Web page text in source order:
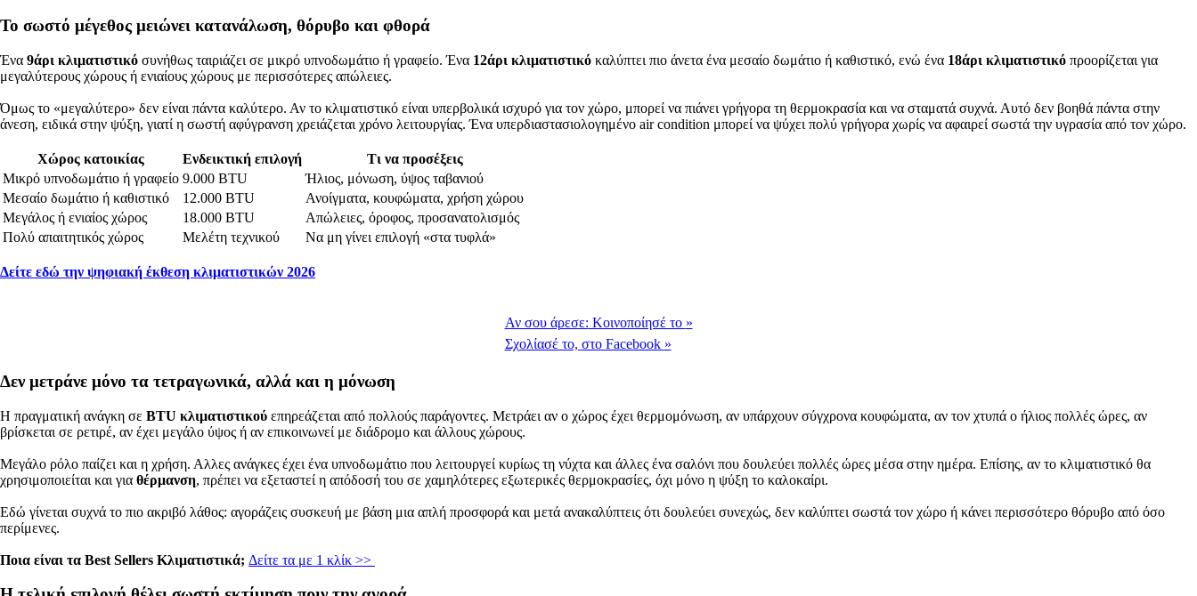
Το σωστό μέγεθος μειώνει κατανάλωση, θόρυβο και φθορά
Ένα 9άρι κλιματιστικό συνήθως ταιριάζει σε μικρό υπνοδωμάτιο ή γραφείο. Ένα 12άρι κλιματιστικό καλύπτει πιο άνετα ένα μεσαίο δωμάτιο ή καθιστικό, ενώ ένα 18άρι κλιματιστικό προορίζεται για
μεγαλύτερους χώρους ή ενιαίους χώρους με περισσότερες απώλειες.
Όμως το «μεγαλύτερο» δεν είναι πάντα καλύτερο. Αν το κλιματιστικό είναι υπερβολικά ισχυρό για τον χώρο, μπορεί να πιάνει γρήγορα τη θερμοκρασία και να σταματά συχνά. Αυτό δεν βοηθά πάντα στην
άνεση, ειδικά στην ψύξη, γιατί η σωστή αφύγρανση χρειάζεται χρόνο λειτουργίας. Ένα υπερδιαστασιολογημένο air condition μπορεί να ψύχει πολύ γρήγορα χωρίς να αφαιρεί σωστά την υγρασία από τον χώρο.
Χώρος κατοικίας Ενδεικτική επιλογή
Τι να προσέξεις
Μικρό υπνοδωμάτιο ή γραφείο 9.000 BTU
Ήλιος, μόνωση, ύψος ταβανιού
Μεσαίο δωμάτιο ή καθιστικό
12.000 BTU
Ανοίγματα, κουφώματα, χρήση χώρου
Μεγάλος ή ενιαίος χώρος
18.000 BTU
Απώλειες, όροφος, προσανατολισμός
Πολύ απαιτητικός χώρος
Μελέτη τεχνικού Να μη γίνει επιλογή «στα τυφλά»
Δείτε εδώ την ψηφιακή έκθεση κλιματιστικών 2026
Αν σου άρεσε: Κοινοποίησέ το »
Σχολίασέ το, στο Facebook »
Δεν μετράνε μόνο τα τετραγωνικά, αλλά και η μόνωση
Η πραγματική ανάγκη σε BTU κλιματιστικού επηρεάζεται από πολλούς παράγοντες. Μετράει αν ο χώρος έχει θερμομόνωση, αν υπάρχουν σύγχρονα κουφώματα, αν τον χτυπά ο ήλιος πολλές ώρες, αν
βρίσκεται σε ρετιρέ, αν έχει μεγάλο ύψος ή αν επικοινωνεί με διάδρομο και άλλους χώρους.
Μεγάλο ρόλο παίζει και η χρήση. Αλλες ανάγκες έχει ένα υπνοδωμάτιο που λειτουργεί κυρίως τη νύχτα και άλλες ένα σαλόνι που δουλεύει πολλές ώρες μέσα στην ημέρα. Επίσης, αν το κλιματιστικό θα
χρησιμοποιείται και για θέρμανση, πρέπει να εξεταστεί η απόδοσή του σε χαμηλότερες εξωτερικές θερμοκρασίες, όχι μόνο η ψύξη το καλοκαίρι.
Εδώ γίνεται συχνά το πιο ακριβό λάθος: αγοράζεις συσκευή με βάση μια απλή προσφορά και μετά ανακαλύπτεις ότι δουλεύει συνεχώς, δεν καλύπτει σωστά τον χώρο ή κάνει περισσότερο θόρυβο από όσο
περίμενες.
Ποια είναι τα Best Sellers Κλιματιστικά; Δείτε τα με 1 κλίκ >>